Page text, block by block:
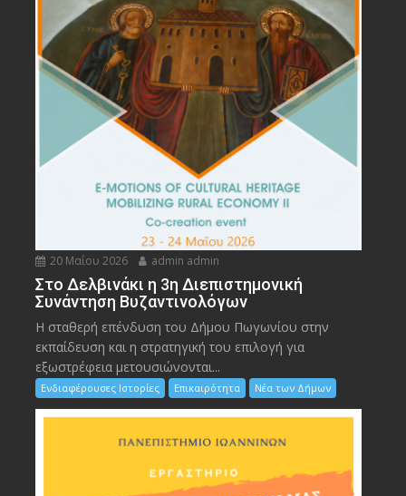
20 Μαΐου 2026 admin admin
Στο Δελβινάκι η 3η Διεπιστημονική
Συνάντηση Βυζαντινολόγων
Η σταθερή επένδυση του Δήμου Πωγωνίου στην
εκπαίδευση και η στρατηγική του επιλογή για
εξωστρέφεια μετουσιώνονται...
Ενδιαφέρουσες Ιστορίες Επικαιρότητα Νέα των Δήμων